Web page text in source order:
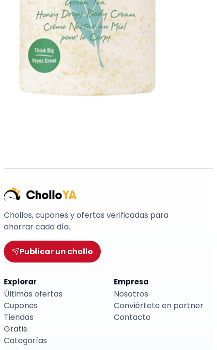
Chollos, cupones y ofertas verificadas para
ahorrar cada día.
Publicar un chollo
Explorar
Últimas ofertas
Cupones
Tiendas
Gratis
Categorías
Empresa
Nosotros
Conviértete en partner
Contacto